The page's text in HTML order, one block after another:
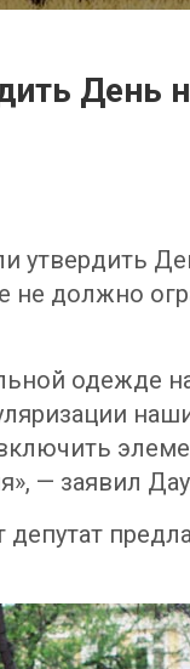
утвердить
не должно
одежде
— заявил